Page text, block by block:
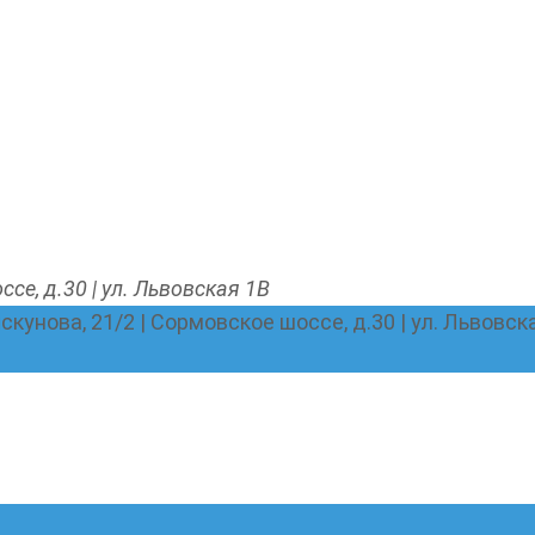
д.30 | ул. Львовская 1В
21/2 | Сормовское шоссе, д.30 | ул.